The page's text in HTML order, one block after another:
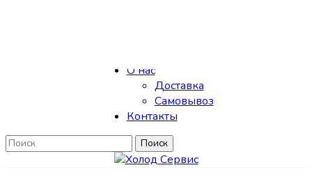
О нас
Доставка
Самовывоз
Контакты
Поиск